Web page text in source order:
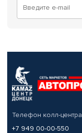
Телефон колл-центра
+7 949 00-00-550